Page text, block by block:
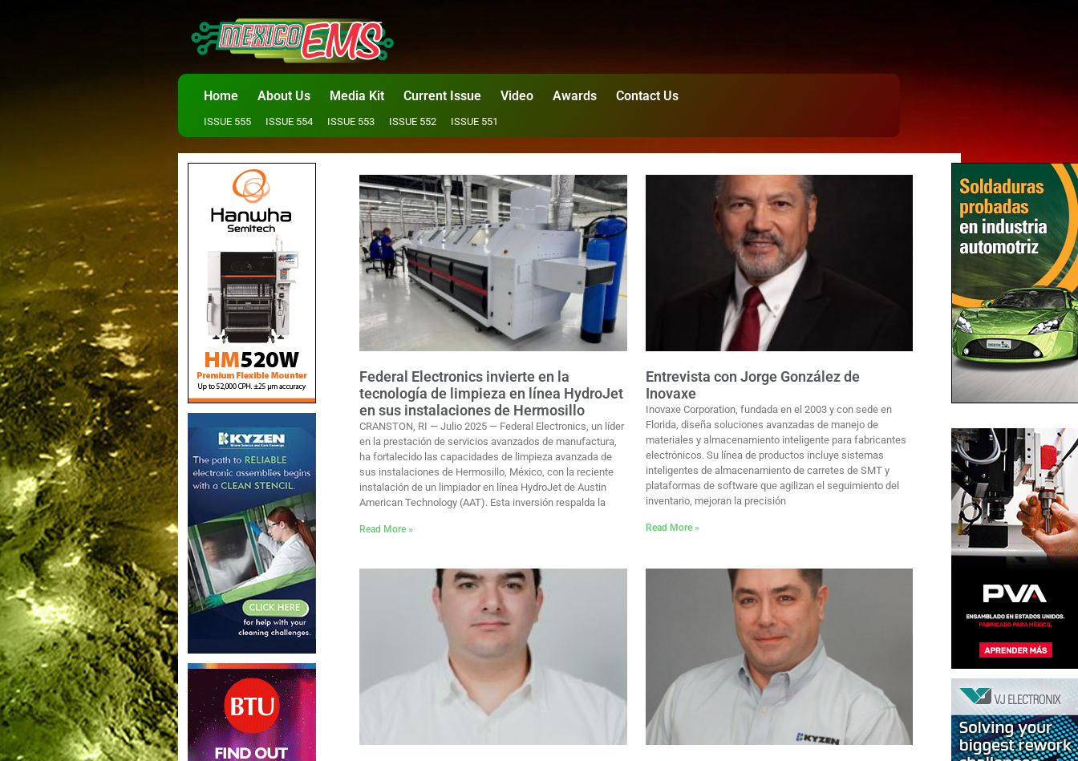
Home About Us Media Kit Current Issue Video Awards Contact Us
ISSUE 555 ISSUE 554 ISSUE 553 ISSUE 552 ISSUE 551
Federal Electronics invierte en la
tecnología de limpieza en línea HydroJet
en sus instalaciones de Hermosillo
CRANSTON, RI — Julio 2025 — Federal Electronics, un líder
en la prestación de servicios avanzados de manufactura,
ha fortalecido las capacidades de limpieza avanzada de
sus instalaciones de Hermosillo, México, con la reciente
instalación de un limpiador en línea HydroJet de Austin
American Technology (AAT). Esta inversión respalda la
Read More »
Entrevista con Jorge González de
Inovaxe
Inovaxe Corporation, fundada en el 2003 y con sede en
Florida, diseña soluciones avanzadas de manejo de
materiales y almacenamiento inteligente para fabricantes
electrónicos. Su línea de productos incluye sistemas
inteligentes de almacenamiento de carretes de SMT y
plataformas de software que agilizan el seguimiento del
inventario, mejoran la precisión
Read More »